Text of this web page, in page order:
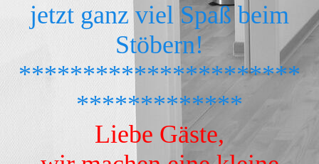
jetzt ganz viel Spaß beim
Stöbern!
**********************
*************
Liebe Gäste,